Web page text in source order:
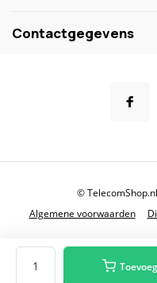
Contactgegevens
Algemene voorwaarden
© TelecomShop.nl